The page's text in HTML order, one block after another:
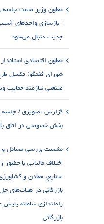
معاون وزیر صمت جلسه
: بازسازی واحدهای
جدیت دنبال می‌شود
معاون اقتصادی
شورای گفتگو: تکمیل
صنعتی نیازمند حمایت
گزارش تصویری / جلسه
بخش خصوصی در اتاق
نشست بررسی مسائل و
اختلاف مالیاتی با حضور
صنایع، معادن و
بازرگانی در هیأت‌های
راه‌اندازی سامانه پایش
بازرگانی